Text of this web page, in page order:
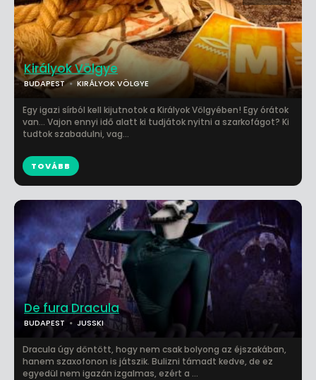
Királyok Völgye
BUDAPEST KIRÁLYOK VÖLGYE
Egy igazi sírból kell kijutnotok a Királyok Völgyében! Egy órátok
van… Vajon ennyi idő alatt ki tudjátok nyitni a szarkofágot? Ki
tudtok szabadulni, vag...
TOVÁBB
De fura Dracula
BUDAPEST JUSSKI
Dracula úgy döntött, hogy nem csak bolyong az éjszakában,
hanem szaxofonon is játszik. Bulizni támadt kedve, de ez
egyedül nem igazán izgalmas, ezért a ...